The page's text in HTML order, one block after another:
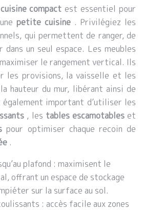
compactest essentiel pour
petite cuisine . Privilégiez les
qui permettent de ranger, de
un seul espace. Les meubles
le rangement vertical. Ils
les provisions, la vaisselle et les
hauteur du mur, libérant ainsi de
également important d’utiliser les
, les tables escamotableset
pour optimiser chaque recoin de
.
plafond : maximisent le
offrant un espace de stockage
sur la surface au sol.
: accès facile aux zones